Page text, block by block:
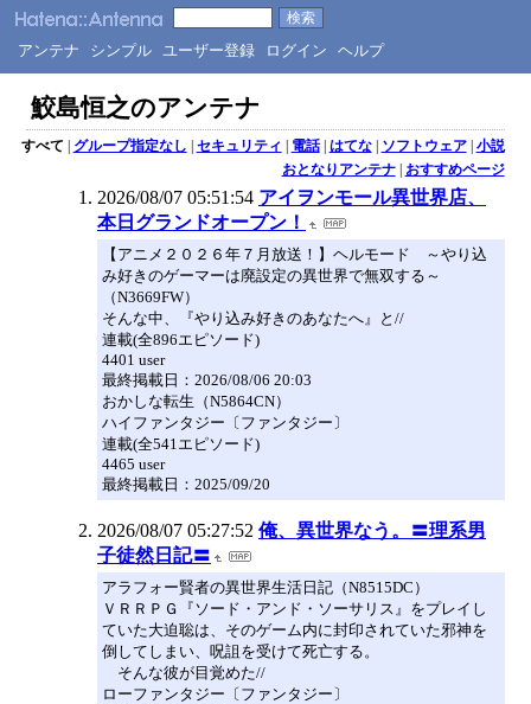
アンテナ シンプル ユーザー登録 ログイン ヘルプ
鮫島恒之のアンテナ
すべて | グループ指定なし | セキュリティ | 電話| はてな| ソフトウェア| 小説
おとなりアンテナ| おすすめページ
2026/08/07 05:51:54 アイヲンモール異世界店、
本日グランドオープン！
【アニメ２０２６年７月放送！】ヘルモード ～やり込
み好きのゲーマーは廃設定の異世界で無双する～
（N3669FW）
そんな中、『やり込み好きのあなたへ』と//
連載(全896エピソード)
4401 user
最終掲載日：2026/08/06 20:03
おかしな転生（N5864CN）
ハイファンタジー〔ファンタジー〕
連載(全541エピソード)
4465 user
最終掲載日：2025/09/20
2026/08/07 05:27:52 俺、異世界なう。〓理系男
子徒然日記〓
アラフォー賢者の異世界生活日記（N8515DC）
ＶＲＲＰＧ『ソード・アンド・ソーサリス』をプレイし
ていた大迫聡は、そのゲーム内に封印されていた邪神を
倒してしまい、呪詛を受けて死亡する。
そんな彼が目覚めた//
ローファンタジー〔ファンタジー〕